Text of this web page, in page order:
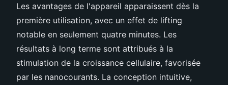
Les avantages de l'appareil apparaissent dès la
première utilisation, avec un effet de lifting
notable en seulement quatre minutes. Les
résultats à long terme sont attribués à la
stimulation de la croissance cellulaire, favorisée
par les nanocourants. La conception intuitive,